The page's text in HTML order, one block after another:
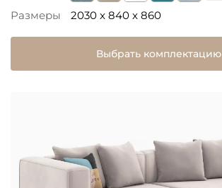
Размеры 2030 x 840 x 860
Выбрать комплектацию